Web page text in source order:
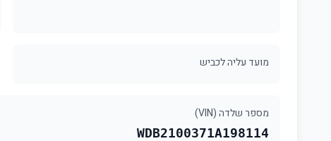
מועד עליה לכביש
מספר שלדה (VIN)
WDB2100371A198114